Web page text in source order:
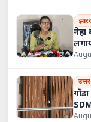
नेहा
उत्तर